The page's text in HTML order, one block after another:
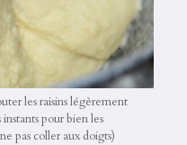
les raisins légèrement
pour bien les
pas coller aux doigts)